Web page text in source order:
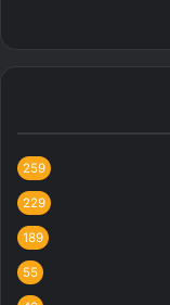
259
229
189
55